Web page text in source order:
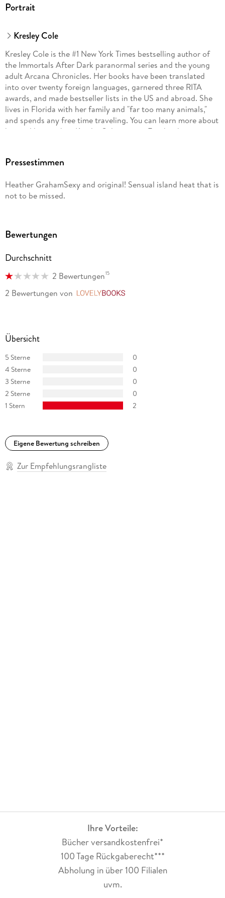
Portrait
Kresley Cole
Kresley Cole is the #1 New York Times bestselling author of
the Immortals After Dark paranormal series and the young
adult Arcana Chronicles. Her books have been translated
into over twenty foreign languages, garnered three RITA
awards, and made bestseller lists in the US and abroad. She
lives in Florida with her family and "far too many animals,"
and spends any free time traveling. You can learn more about
her and her work at KresleyCole. com or Facebook.
Pressestimmen
Heather GrahamSexy and original! Sensual island heat that is
not to be missed.
Bewertungen
Durchschnitt
2 Bewertungen15
2 Bewertungen von
Übersicht
5 Sterne
0
4 Sterne
0
3 Sterne
0
2 Sterne
0
1 Stern
2
Eigene Bewertung schreiben
Zur Empfehlungsrangliste
Ihre Vorteile:
Bücher versandkostenfrei*
100 Tage Rückgaberecht***
Abholung in über 100 Filialen
uvm.